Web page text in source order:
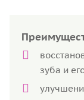
зуба и